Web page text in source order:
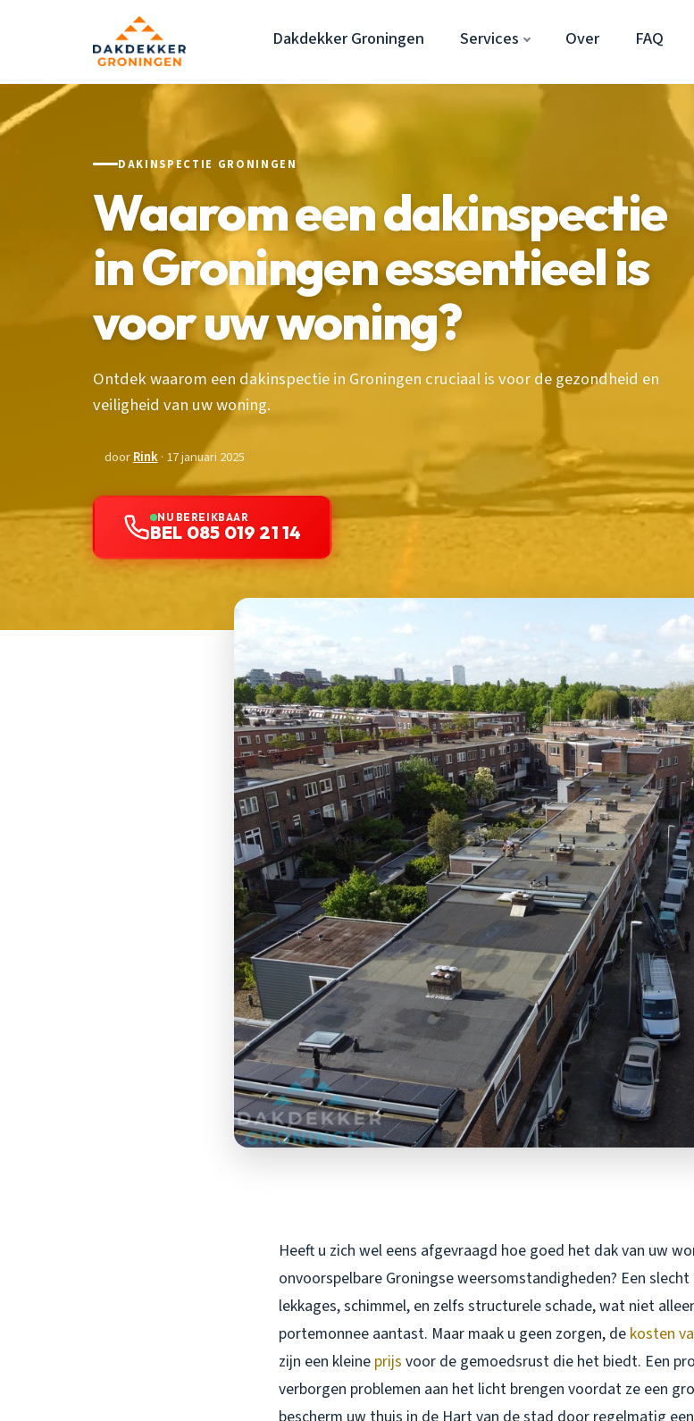
Dakdekker Groningen Services Over FAQ
DAKINSPECTIE GRONINGEN
Waarom een dakinspectie
in Groningen essentieel is
voor uw woning?
Ontdek waarom een dakinspectie in Groningen cruciaal is voor de gezondheid en
veiligheid van uw woning.
doorRink· 17 januari 2025
NU BEREIKBAAR
BEL 085 019 21 14
Heeft u zich wel eens afgevraagd hoe goed het dak van uw
onvoorspelbare Groningse weersomstandigheden? Een
lekkages, schimmel, en zelfs structurele schade, wat niet
portemonnee aantast. Maar maak u geen zorgen, de kosten
zijn een kleine prijs voor de gemoedsrust die het biedt. Een
verborgen problemen aan het licht brengen voordat ze een